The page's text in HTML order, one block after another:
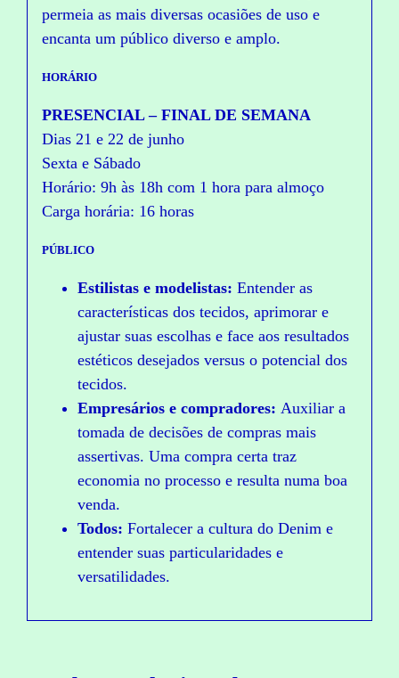
permeia as mais diversas ocasiões de uso e
encanta um público diverso e amplo.
HORÁRIO
PRESENCIAL – FINAL DE SEMANA
Dias 21 e 22 de junho
Sexta e Sábado
Horário: 9h às 18h com 1 hora para almoço
Carga horária: 16 horas
PÚBLICO
Estilistas e modelistas: Entender as
características dos tecidos, aprimorar e
ajustar suas escolhas e face aos resultados
estéticos desejados versus o potencial dos
tecidos.
Empresários e compradores: Auxiliar a
tomada de decisões de compras mais
assertivas. Uma compra certa traz
economia no processo e resulta numa boa
venda.
Todos: Fortalecer a cultura do Denim e
entender suas particularidades e
versatilidades.
O